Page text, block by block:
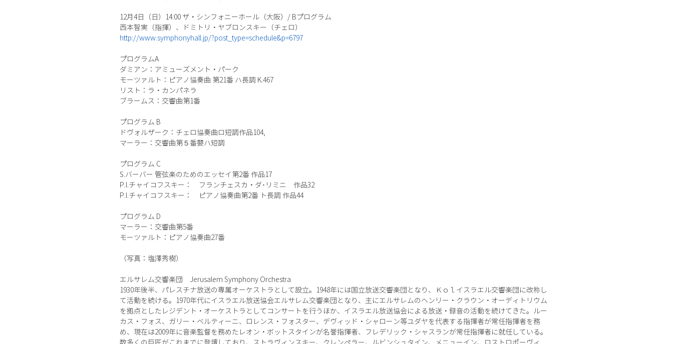
12月4日（日）14:00 ザ・シンフォニーホール（大阪）/ Bプログラム
西本智実（指揮）、ドミトリ・ヤブロンスキー（チェロ）
http://www.symphonyhall.jp/?post_type=schedule&p=6797
プログラムA
ダミアン：アミューズメント・パーク
モーツァルト：ピアノ協奏曲 第21番 ハ長調 K.467
リスト：ラ・カンパネラ
ブラームス：交響曲第1番
プログラム B
ドヴォルザーク：チェロ協奏曲ロ短調作品104,
マーラー：交響曲第５番嬰ハ短調
プログラム C
S.バーバー 管弦楽のためのエッセイ第2番 作品17
P.I.チャイコフスキー： フランチェスカ・ダ･リミニ 作品32
P.I.チャイコフスキー： ピアノ協奏曲第2番 ト長調 作品44
プログラム D
マーラー：交響曲第5番
モーツァルト：ピアノ協奏曲27番
（写真：塩澤秀樹）
エルサレム交響楽団 Jerusalem Symphony Orchestra
1930年後半、パレスチナ放送の専属オーケストラとして設立。1948年には国立放送交響楽団となり、Ｋｏｌイスラエル交響楽団に改称し
て活動を続ける。1970年代にイスラエル放送協会エルサレム交響楽団となり、主にエルサレムのヘンリー・クラウン・オーディトリウム
を拠点としたレジデント・オーケストラとしてコンサートを行うほか、イスラエル放送協会による放送・録音の活動を続けてきた。ルー
カス・フォス、ガリー・ベルティーニ、ロレンス・フォスター、デヴィッド・シャローン等ユダヤを代表する指揮者が常任指揮者を務
め、現在は2009年に音楽監督を務めたレオン・ボットスタインが名誉指揮者、フレデリック・シャスランが常任指揮者に就任している。
数多くの巨匠がこれまでに登壇しており、ストラヴィンスキー、クレンペラー、ルビンシュタイン、メニューイン、ロストロポーヴィ